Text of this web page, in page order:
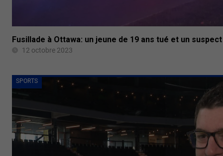
Fusillade à Ottawa: un jeune de 19 ans tué et un
12 octobre 2023
SPORTS